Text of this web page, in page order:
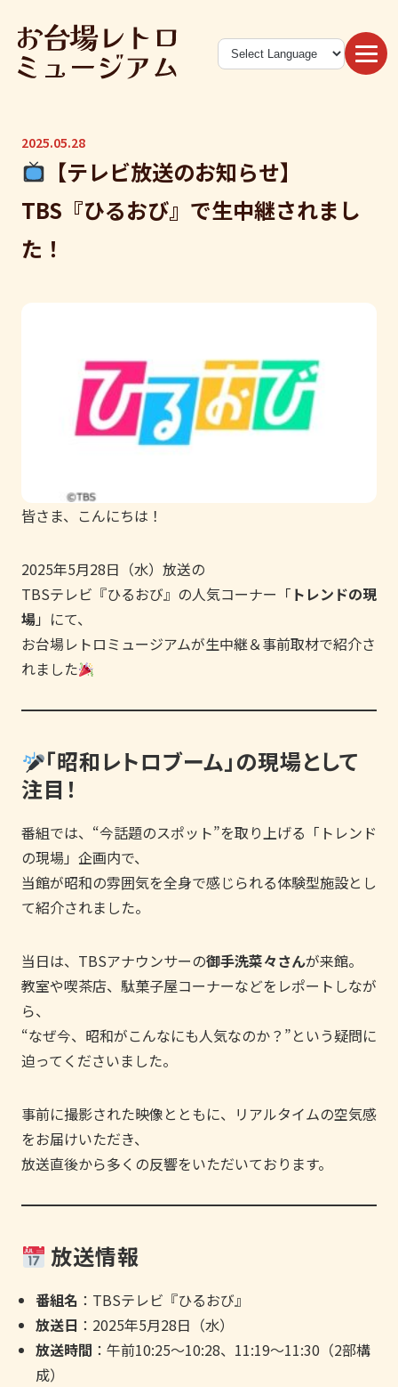
2025.05.28
【テレビ放送のお知らせ】
TBS『ひるおび』で生中継されまし
た！
皆さま、こんにちは！
2025年5月28日（水）放送の
TBSテレビ『ひるおび』の人気コーナー「 トレンドの現
場」にて、
お台場レトロミュージアムが生中継＆事前取材で紹介さ
れました
「昭和レトロブーム」の現場として
注目！
番組では、“今話題のスポット”を取り上げる「トレンド
の現場」企画内で、
当館が昭和の雰囲気を全身で感じられる体験型施設とし
て紹介されました。
当日は、TBSアナウンサーの御手洗菜々さんが来館。
教室や喫茶店、駄菓子屋コーナーなどをレポートしなが
ら、
“なぜ今、昭和がこんなにも人気なのか？”という疑問に
迫ってくださいました。
事前に撮影された映像とともに、リアルタイムの空気感
をお届けいただき、
放送直後から多くの反響をいただいております。
放送情報
番組名 ：TBSテレビ『ひるおび』
放送日 ：2025年5月28日（水）
放送時間 ：午前10:25〜10:28、11:19〜11:30（2部構
成）